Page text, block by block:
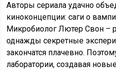
Авторы сериала удачно
киноконцепции: саги о
Микробиолог Лютер Свон –
однажды секретные
закончатся плачевно.
лаборатории, создавая